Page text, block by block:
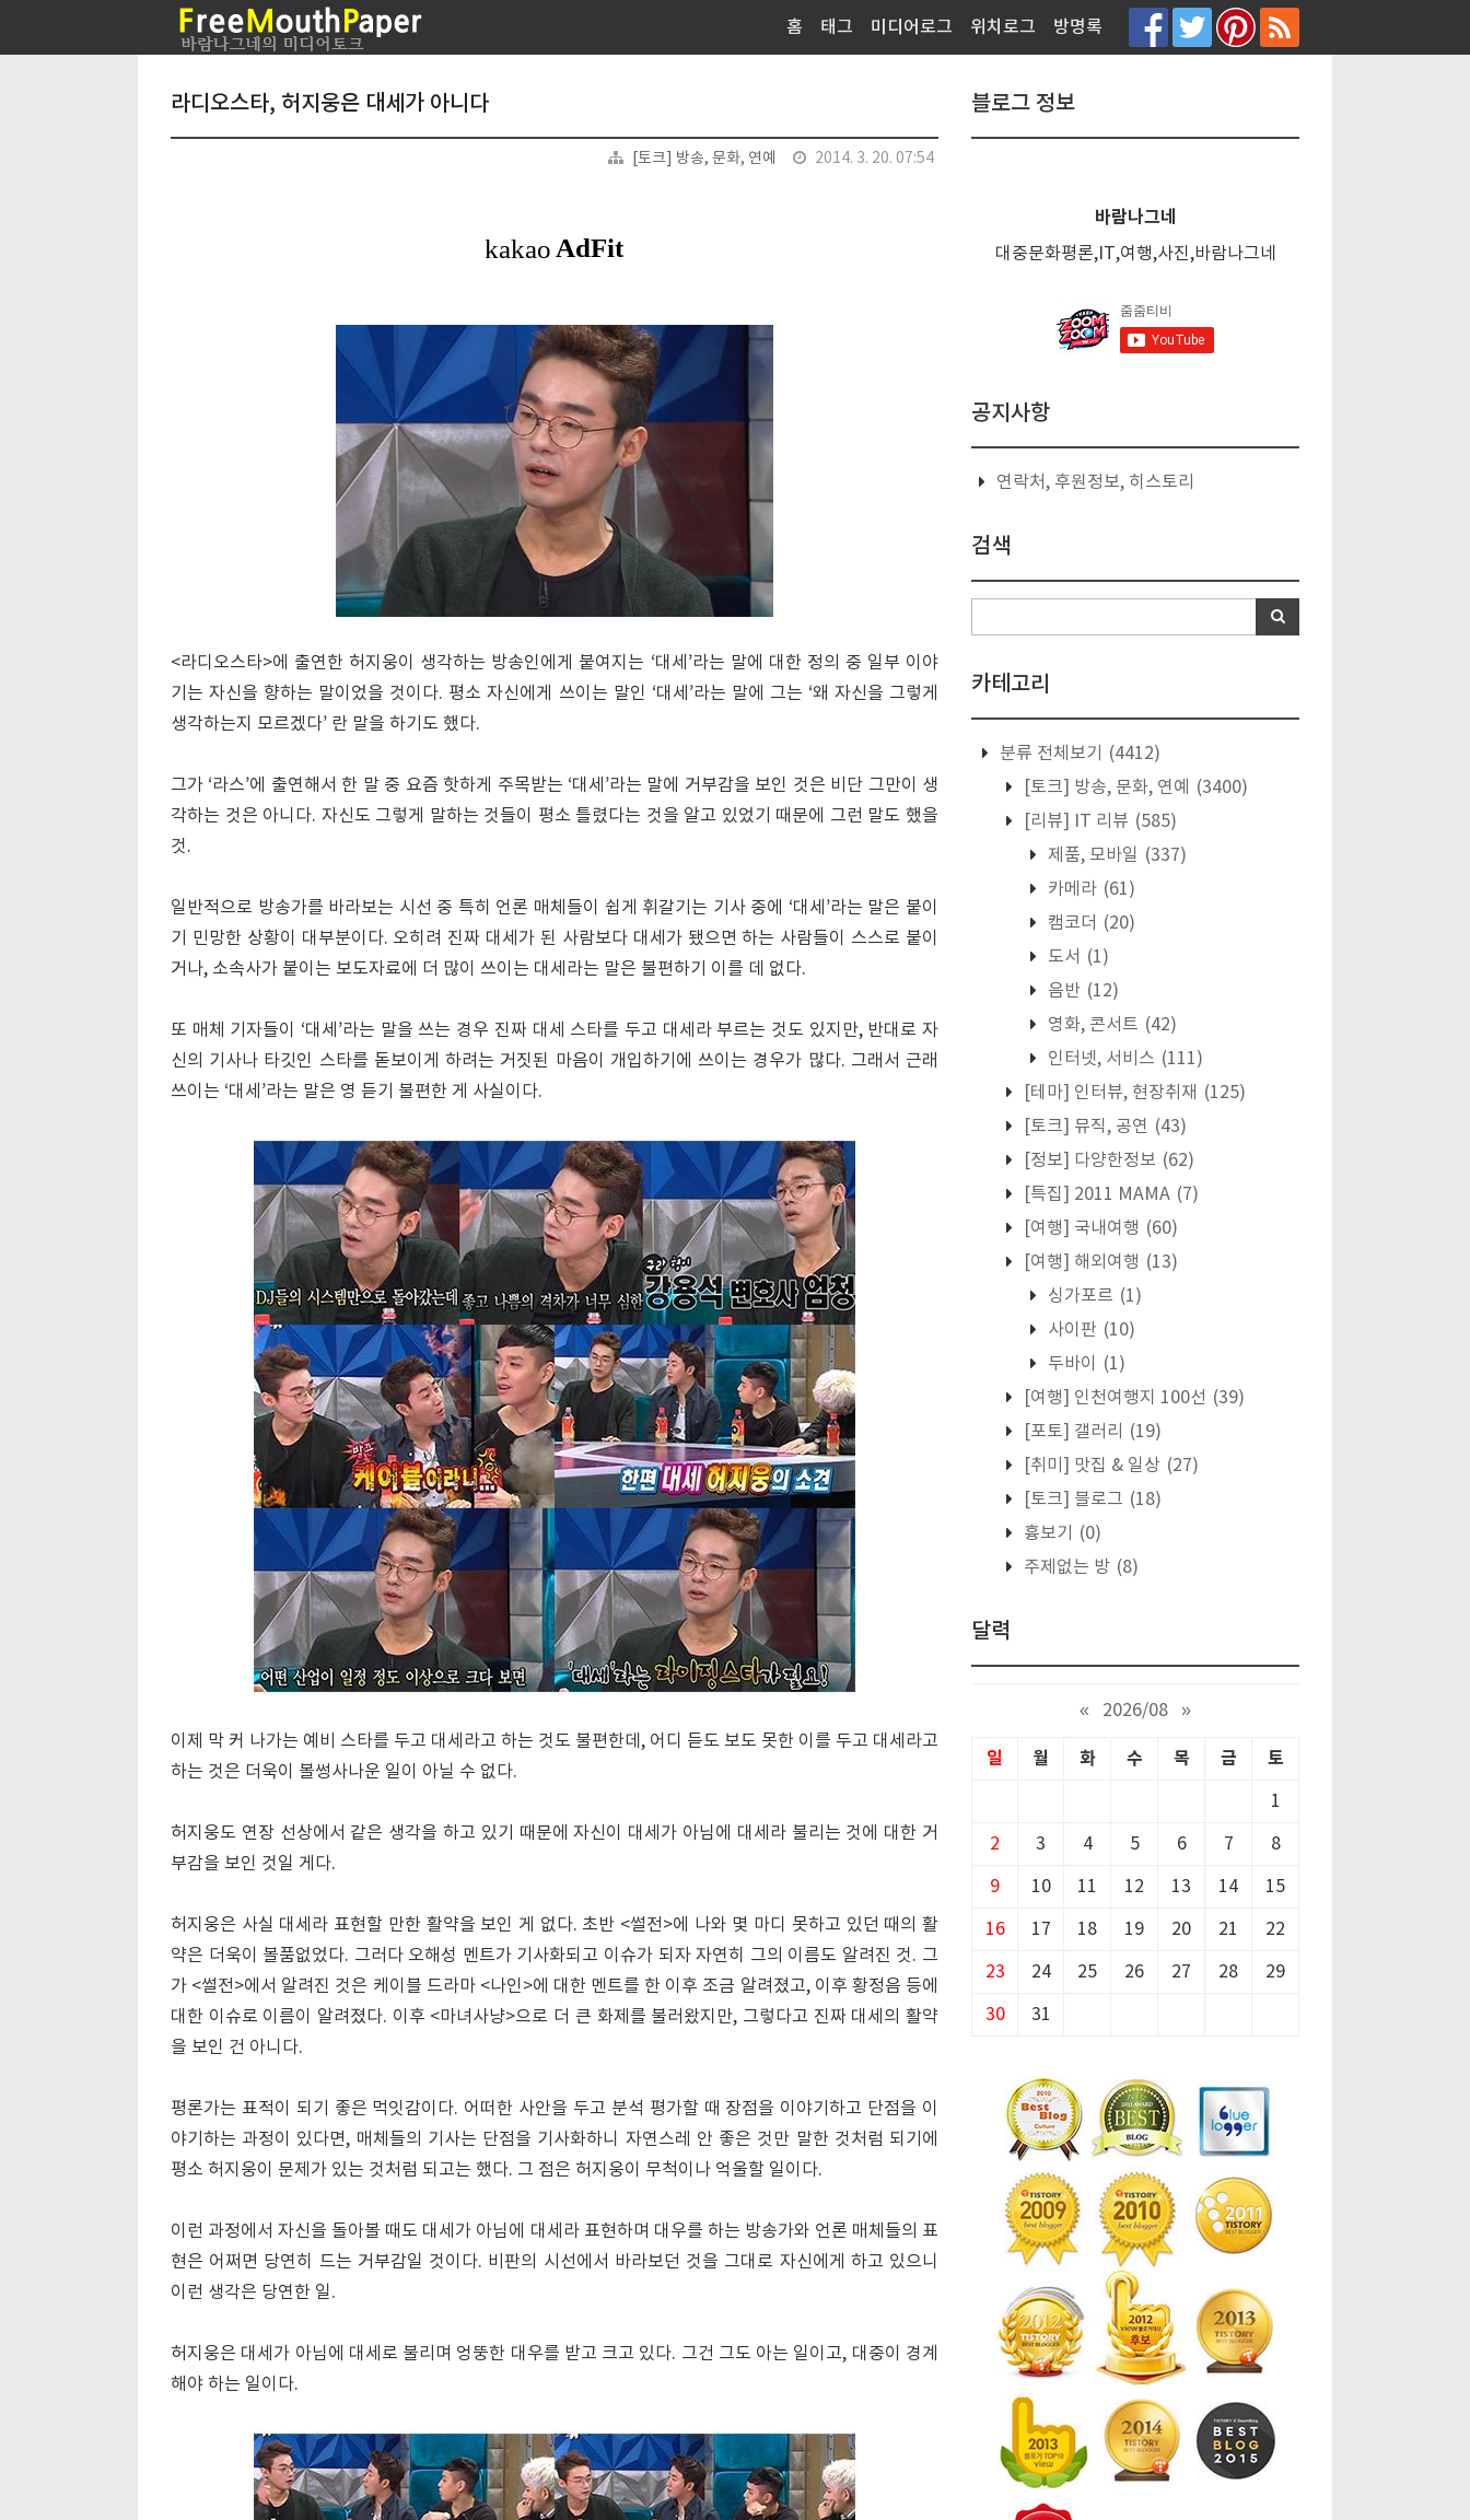
홈 태그 미디어로그 위치로그 방명록
라디오스타, 허지웅은 대세가 아니다
[토크] 방송, 문화, 연예 2014. 3. 20. 07:54
<라디오스타>에 출연한 허지웅이 생각하는 방송인에게 붙여지는 ‘대세’라는 말에 대한 정의 중 일부 이야
기는 자신을 향하는 말이었을 것이다. 평소 자신에게 쓰이는 말인 ‘대세’라는 말에 그는 ‘왜 자신을 그렇게
생각하는지 모르겠다’ 란 말을 하기도 했다.
그가 ‘라스’에 출연해서 한 말 중 요즘 핫하게 주목받는 ‘대세’라는 말에 거부감을 보인 것은 비단 그만이 생
각하는 것은 아니다. 자신도 그렇게 말하는 것들이 평소 틀렸다는 것을 알고 있었기 때문에 그런 말도 했을
것.
일반적으로 방송가를 바라보는 시선 중 특히 언론 매체들이 쉽게 휘갈기는 기사 중에 ‘대세’라는 말은 붙이
기 민망한 상황이 대부분이다. 오히려 진짜 대세가 된 사람보다 대세가 됐으면 하는 사람들이 스스로 붙이
거나, 소속사가 붙이는 보도자료에 더 많이 쓰이는 대세라는 말은 불편하기 이를 데 없다.
또 매체 기자들이 ‘대세’라는 말을 쓰는 경우 진짜 대세 스타를 두고 대세라 부르는 것도 있지만, 반대로 자
신의 기사나 타깃인 스타를 돋보이게 하려는 거짓된 마음이 개입하기에 쓰이는 경우가 많다. 그래서 근래
쓰이는 ‘대세’라는 말은 영 듣기 불편한 게 사실이다.
이제 막 커 나가는 예비 스타를 두고 대세라고 하는 것도 불편한데, 어디 듣도 보도 못한 이를 두고 대세라고
하는 것은 더욱이 볼썽사나운 일이 아닐 수 없다.
허지웅도 연장 선상에서 같은 생각을 하고 있기 때문에 자신이 대세가 아님에 대세라 불리는 것에 대한 거
부감을 보인 것일 게다.
허지웅은 사실 대세라 표현할 만한 활약을 보인 게 없다. 초반 <썰전>에 나와 몇 마디 못하고 있던 때의 활
약은 더욱이 볼품없었다. 그러다 오해성 멘트가 기사화되고 이슈가 되자 자연히 그의 이름도 알려진 것. 그
가 <썰전>에서 알려진 것은 케이블 드라마 <나인>에 대한 멘트를 한 이후 조금 알려졌고, 이후 황정음 등에
대한 이슈로 이름이 알려졌다. 이후 <마녀사냥>으로 더 큰 화제를 불러왔지만, 그렇다고 진짜 대세의 활약
을 보인 건 아니다.
평론가는 표적이 되기 좋은 먹잇감이다. 어떠한 사안을 두고 분석 평가할 때 장점을 이야기하고 단점을 이
야기하는 과정이 있다면, 매체들의 기사는 단점을 기사화하니 자연스레 안 좋은 것만 말한 것처럼 되기에
평소 허지웅이 문제가 있는 것처럼 되고는 했다. 그 점은 허지웅이 무척이나 억울할 일이다.
이런 과정에서 자신을 돌아볼 때도 대세가 아님에 대세라 표현하며 대우를 하는 방송가와 언론 매체들의 표
현은 어쩌면 당연히 드는 거부감일 것이다. 비판의 시선에서 바라보던 것을 그대로 자신에게 하고 있으니
이런 생각은 당연한 일.
허지웅은 대세가 아님에 대세로 불리며 엉뚱한 대우를 받고 크고 있다. 그건 그도 아는 일이고, 대중이 경계
해야 하는 일이다.
블로그 정보
바람나그네
대중문화평론,IT,여행,사진,바람나그네
공지사항
연락처, 후원정보, 히스토리
검색
카테고리
분류 전체보기
(4412)
[토크] 방송, 문화, 연예
(3400)
[리뷰] IT 리뷰 (585)
제품, 모바일 (337)
카메라 (61)
캠코더 (20)
도서 (1)
음반 (12)
영화, 콘서트 (42)
인터넷, 서비스 (111)
[테마] 인터뷰, 현장취재 (125)
[토크] 뮤직, 공연 (43)
[정보] 다양한정보 (62)
[특집] 2011 MAMA (7)
[여행] 국내여행 (60)
[여행] 해외여행 (13)
싱가포르 (1)
사이판 (10)
두바이
(1)
[여행] 인천여행지 100선 (39)
[포토] 갤러리
(19)
[취미] 맛집 & 일상 (27)
[토크] 블로그 (18)
흉보기
(0)
주제없는 방 (8)
달력
« 2026/08 »
일 월 화 수 목 금 토
1
2 3 4 5 6 7 8
9 10 11 12 13 14 15
16 17 18 19 20 21 22
23 24 25 26 27 28 29
30 31